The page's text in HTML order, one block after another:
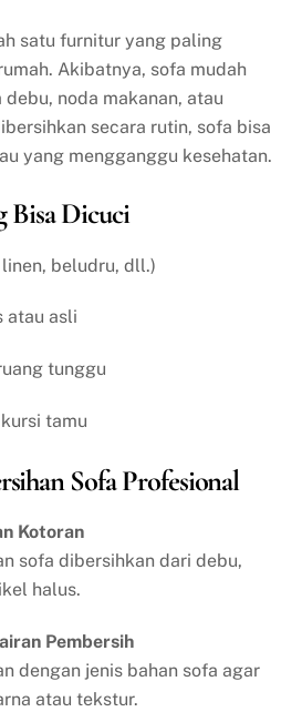
satu furnitur yang paling
Akibatnya, sofa mudah
noda makanan, atau
secara rutin, sofa bisa
yang mengganggu kesehatan.
Bisa Dicuci
beludru, dll.)
atau asli
tunggu
tamu
Sofa Profesional
Kotoran
sofa dibersihkan dari debu,
halus.
Pembersih
dengan jenis bahan sofa agar
atau tekstur.